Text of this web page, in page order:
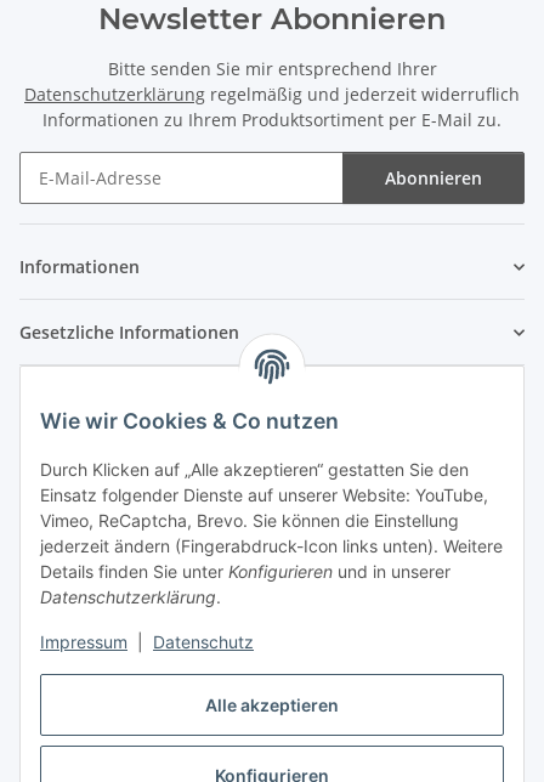
Alle akzeptieren
Konfigurieren
Wie wir Cookies & Co nutzen
Durch Klicken auf „Alle akzeptieren“ gestatten Sie den
Einsatz folgender Dienste auf unserer Website: YouTube,
Vimeo, ReCaptcha, Brevo. Sie können die Einstellung
jederzeit ändern (Fingerabdruck-Icon links unten). Weitere
Details finden Sie unter Konfigurieren und in unserer
Datenschutzerklärung.
Impressum Datenschutz
Newsletter Abonnieren
Bitte senden Sie mir entsprechend Ihrer
Datenschutzerklärung regelmäßig und jederzeit widerruflich
Informationen zu Ihrem Produktsortiment per E-Mail zu.
Abonnieren
Informationen
Gesetzliche Informationen
Vertrag widerrufen